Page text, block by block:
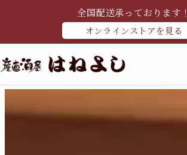
全国配送承っております！
オンラインストアを見る